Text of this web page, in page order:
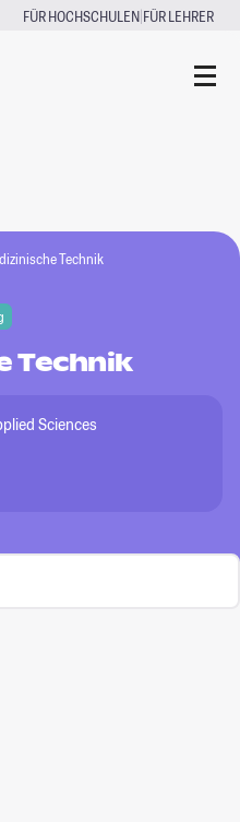
FÜR HOCHSCHULEN|FÜR LEHRER
Technik
Technik
Sciences